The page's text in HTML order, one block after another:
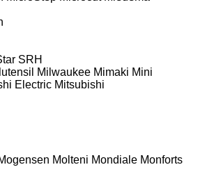
SRH
Milwaukee Mimaki Mini
Electric Mitsubishi
Molteni Mondiale Monforts